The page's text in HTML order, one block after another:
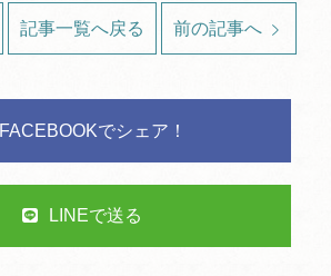
記事一覧へ戻る 前の記事へ
FACEBOOKでシェア！
LINEで送る